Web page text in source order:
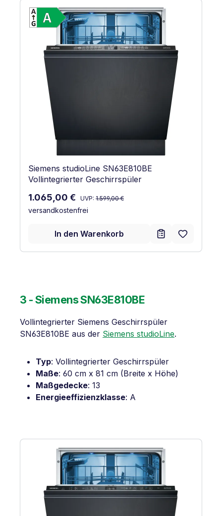
Vollständiges Energielabel anzeigen
Energieklasse A. Höchste bis
Siemens studioLine SN63E810BE
Vollintegrierter Geschirrspüler
Verkaufspreis:
1.065,00 € Regulärer Preis:
UVP: 1.599,00 €
versandkostenfrei
In den Warenkorb
3 - Siemens SN63E810BE
Vollintegrierter Siemens Geschirrspüler
SN63E810BE aus der Siemens studioLine.
Typ: Vollintegrierter Geschirrspüler
Maße: 60 cm x 81 cm (Breite x Höhe)
Maßgedecke: 13
Energieeffizienzklasse: A